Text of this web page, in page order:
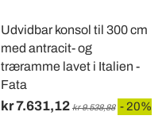
Udvidbar konsol til 300 cm
med antracit- og
træramme lavet i Italien -
Fata
kr 7.631,12 kr 9.538,88 - 20%